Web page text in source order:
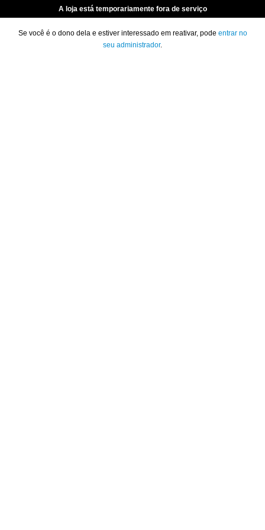
A loja está temporariamente fora de serviço
Se você é o dono dela e estiver interessado em reativar, pode entrar no
seu administrador.